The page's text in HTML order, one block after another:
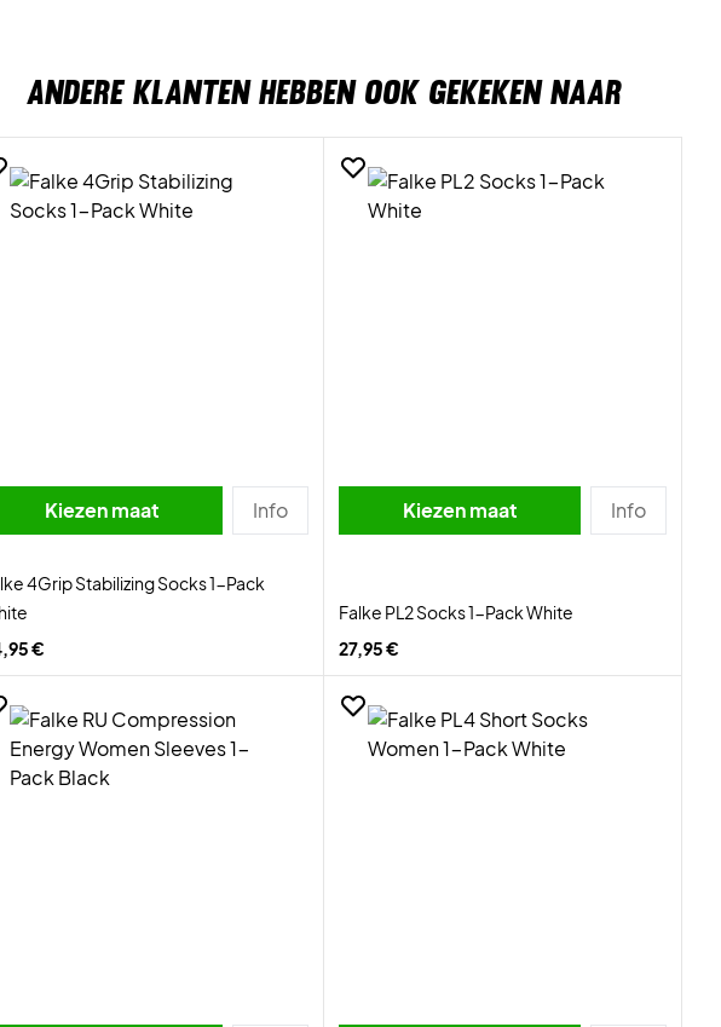
ANDERE KLANTEN HEBBEN OOK GEKEKEN NAAR
Kiezen maat Info
4Grip Stabilizing Socks 1-Pack
€
Kiezen maat Info
Falke PL2 Socks 1-Pack White
27,95 €